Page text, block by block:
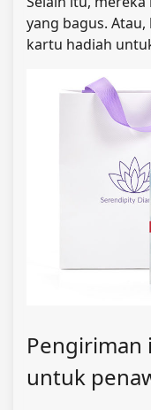
yang bagus.
kartu hadiah
untuk